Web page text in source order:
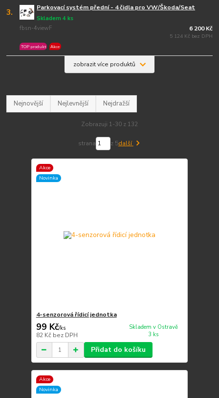
3. Parkovací systém přední - 4 čidla pro VW/Škoda/Seat
fbsn-4viewF
Skladem 4 ks
TOP produkt Akce
6 200 Kč
5 124 Kč bez DPH
zobrazit více produktů
Nejnovější Nejlevnější Nejdražší
Zobrazuji 1-30 z 132
strana z 5další
Akce
Novinka
4-senzorová řídicí jednotka
99 Kč/ks
82 Kč bez DPH
Skladem v Ostravě
3 ks
Přidat do košíku
Akce
Novinka